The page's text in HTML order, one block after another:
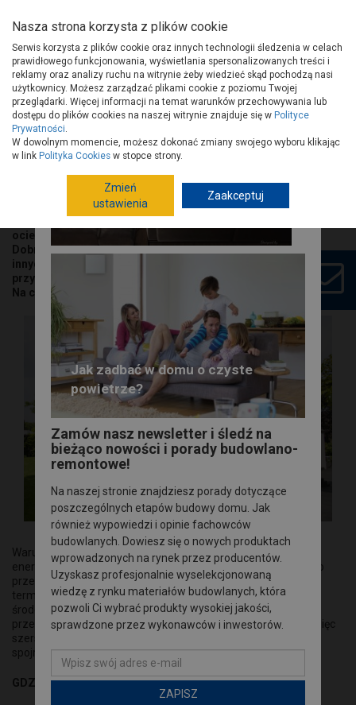
Strona główna Porady Budowa i remont
Elewacje
IZOLACJE DLA BUDOWNICTWA I TERMOMODERNIZACJI.
Efektywność energetyczna
IZOLACJE DLA BUDOWNICTWA I
TERMOMODERNIZACJI. Efektywność
energetyczna zaczyna się od izolacji
ocieplenia, gdyż to ono jest podstawą redukcji strat ciepła.
Dobra termoizolacja to jednak nie tylko lambda. Jest wiele
innych cech, które wspomagają efektywność energetyczną, a
przy tym poprawiają komfort i bezpieczeństwo użytkowników.
Na co warto postawić?
Warunki Techniczne 2025 kładą duży nacisk na oszczędność
energii i obniżenie śladu węglowego w budownictwie. Zarówno
przed nowymi budynkami, jak i przed nabierającą tempa falą
termomodernizacji, stoją jednak nie tylko wyzwania
środowiskowe, ale też te związane z akustyką czy ochroną
przeciwpożarową. Dobór materiałów termoizolacyjnych ma więc
szersze znaczenie niż tylko rachunki za ogrzewanie i warto
spojrzeć na dostępne rozwiązania z różnych stron.
GDZIE POTRZEBNA JEST IZOLACJA?
Przygotowanie podłóg pod
okładziny
Jak zadbać w domu o czyste
powietrze?
Zamów nasz newsletter i śledź na
bieżąco nowości i porady budowlano-
remontowe!
Na naszej stronie znajdziesz porady dotyczące
poszczególnych etapów budowy domu. Jak
również wypowiedzi i opinie fachowców
budowlanych. Dowiesz się o nowych produktach
wprowadzonych na rynek przez producentów.
Uzyskasz profesjonalnie wyselekcjonowaną
wiedzę z rynku materiałów budowlanych, która
pozwoli Ci wybrać produkty wysokiej jakości,
sprawdzone przez wykonawców i inwestorów.
ZAPISZ
Nasza strona korzysta z plików cookie
Serwis korzysta z plików cookie oraz innych technologii śledzenia w celach
prawidłowego funkcjonowania, wyświetlania spersonalizowanych treści i
reklamy oraz analizy ruchu na witrynie żeby wiedzieć skąd pochodzą nasi
użytkownicy. Możesz zarządzać plikami cookie z poziomu Twojej
przeglądarki. Więcej informacji na temat warunków przechowywania lub
dostępu do plików cookies na naszej witrynie znajduje się w Polityce
Prywatności.
W dowolnym momencie, możesz dokonać zmiany swojego wyboru klikając
w link Polityka Cookies w stopce strony.
Zmień
ustawienia
Zaakceptuj